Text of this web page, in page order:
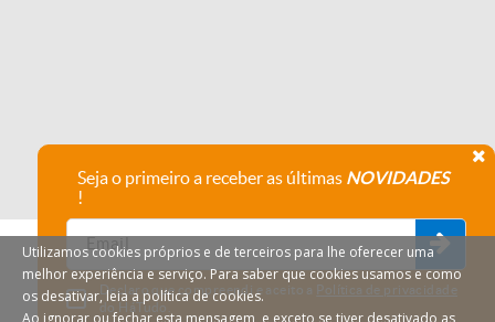
Seja o primeiro a receber as últimas NOVIDADES
!
Declaro que compreendi e aceito a Política de privacidade
do HáTudo.
Utilizamos cookies próprios e de terceiros para lhe oferecer uma
melhor experiência e serviço. Para saber que cookies usamos e como
os desativar, leia a política de cookies.
Ao ignorar ou fechar esta mensagem, e exceto se tiver desativado as